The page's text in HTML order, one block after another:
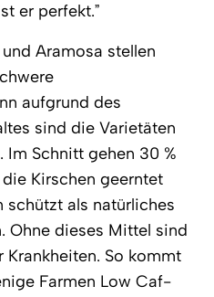
er perfekt.”
Aramosa stellen
aufgrund des
sind die Varietäten
Schnitt gehen 30 %
Kirschen geerntet
schützt als natürliches
Ohne dieses Mittel sind
So kommt
Farmen Low Caf-